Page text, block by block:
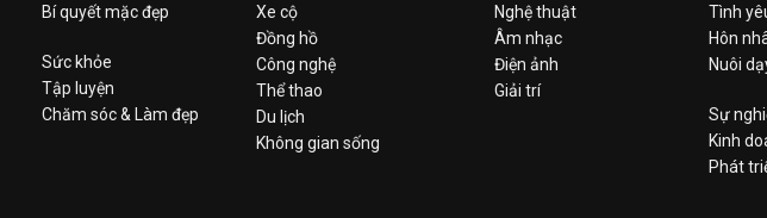
Bí quyết mặc đẹp
Sức khỏe
Tập luyện
Chăm sóc & Làm đẹp
Xe cộ
Đồng hồ
Công nghệ
Thể thao
Du lịch
Không gian sống
Nghệ thuật
Âm nhạc
Điện ảnh
Giải trí
Tình
Hôn
Nuôi
Sự
Kinh
Phát